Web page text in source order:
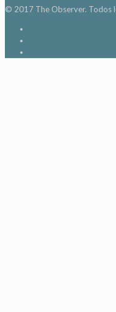
© 2017 The Observer. Todos